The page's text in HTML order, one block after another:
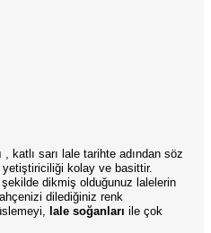
, katlı sarı lale tarihte adından söz
yetiştiriciliği kolay ve basittir.
dikmiş olduğunuz lalelerin
dilediğiniz renk
lale soğanları ile çok